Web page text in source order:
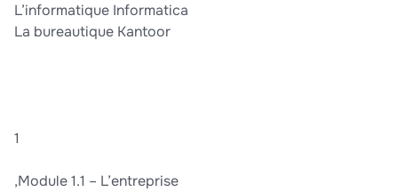
L’informatique Informatica
La bureautique Kantoor
1
,Module 1.1 – L’entreprise